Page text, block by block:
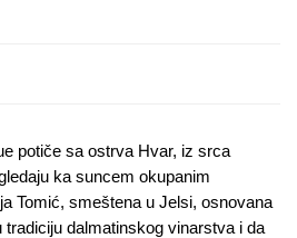
potiče sa ostrva Hvar, iz srca
ka suncem okupanim
Tomić, smeštena u Jelsi, osnovana
tradiciju dalmatinskog vinarstva i da